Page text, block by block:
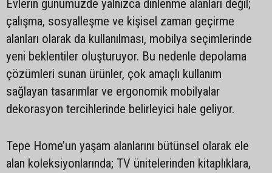
Evlerin günümüzde yalnızca dinlenme alanları değil;
çalışma, sosyalleşme ve kişisel zaman geçirme
alanları olarak da kullanılması, mobilya seçimlerinde
yeni beklentiler oluşturuyor. Bu nedenle depolama
çözümleri sunan ürünler, çok amaçlı kullanım
sağlayan tasarımlar ve ergonomik mobilyalar
dekorasyon tercihlerinde belirleyici hale geliyor.
Tepe Home’un yaşam alanlarını bütünsel olarak ele
alan koleksiyonlarında; TV ünitelerinden kitaplıklara,